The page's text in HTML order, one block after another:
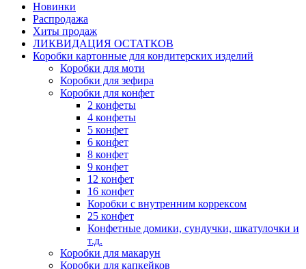
Новинки
Распродажа
Хиты продаж
ЛИКВИДАЦИЯ ОСТАТКОВ
Коробки картонные для кондитерских изделий
Коробки для моти
Коробки для зефира
Коробки для конфет
2 конфеты
4 конфеты
5 конфет
6 конфет
8 конфет
9 конфет
12 конфет
16 конфет
Коробки с внутренним коррексом
25 конфет
Конфетные домики, сундучки, шкатулочки и
т.д.
Коробки для макарун
Коробки для капкейков